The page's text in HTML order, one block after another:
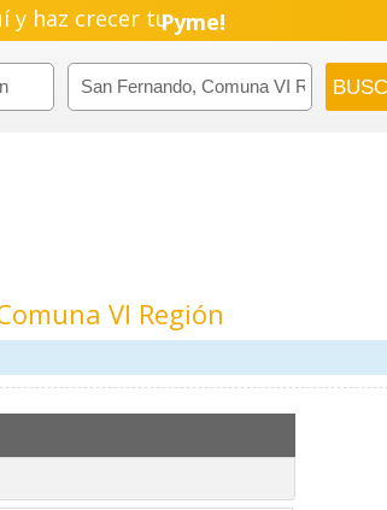
y haz crecer tuPyme!
Emprendimiento!
VI Región